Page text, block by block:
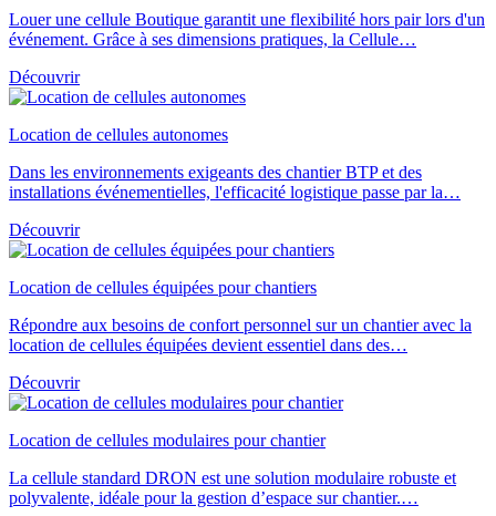
Louer une cellule Boutique garantit une flexibilité hors pair lors d'un
événement. Grâce à ses dimensions pratiques, la Cellule…
Découvrir
Location de cellules autonomes
Dans les environnements exigeants des chantier BTP et des
installations événementielles, l'efficacité logistique passe par la…
Découvrir
Location de cellules équipées pour chantiers
Répondre aux besoins de confort personnel sur un chantier avec la
location de cellules équipées devient essentiel dans des…
Découvrir
Location de cellules modulaires pour chantier
La cellule standard DRON est une solution modulaire robuste et
polyvalente, idéale pour la gestion d’espace sur chantier.…